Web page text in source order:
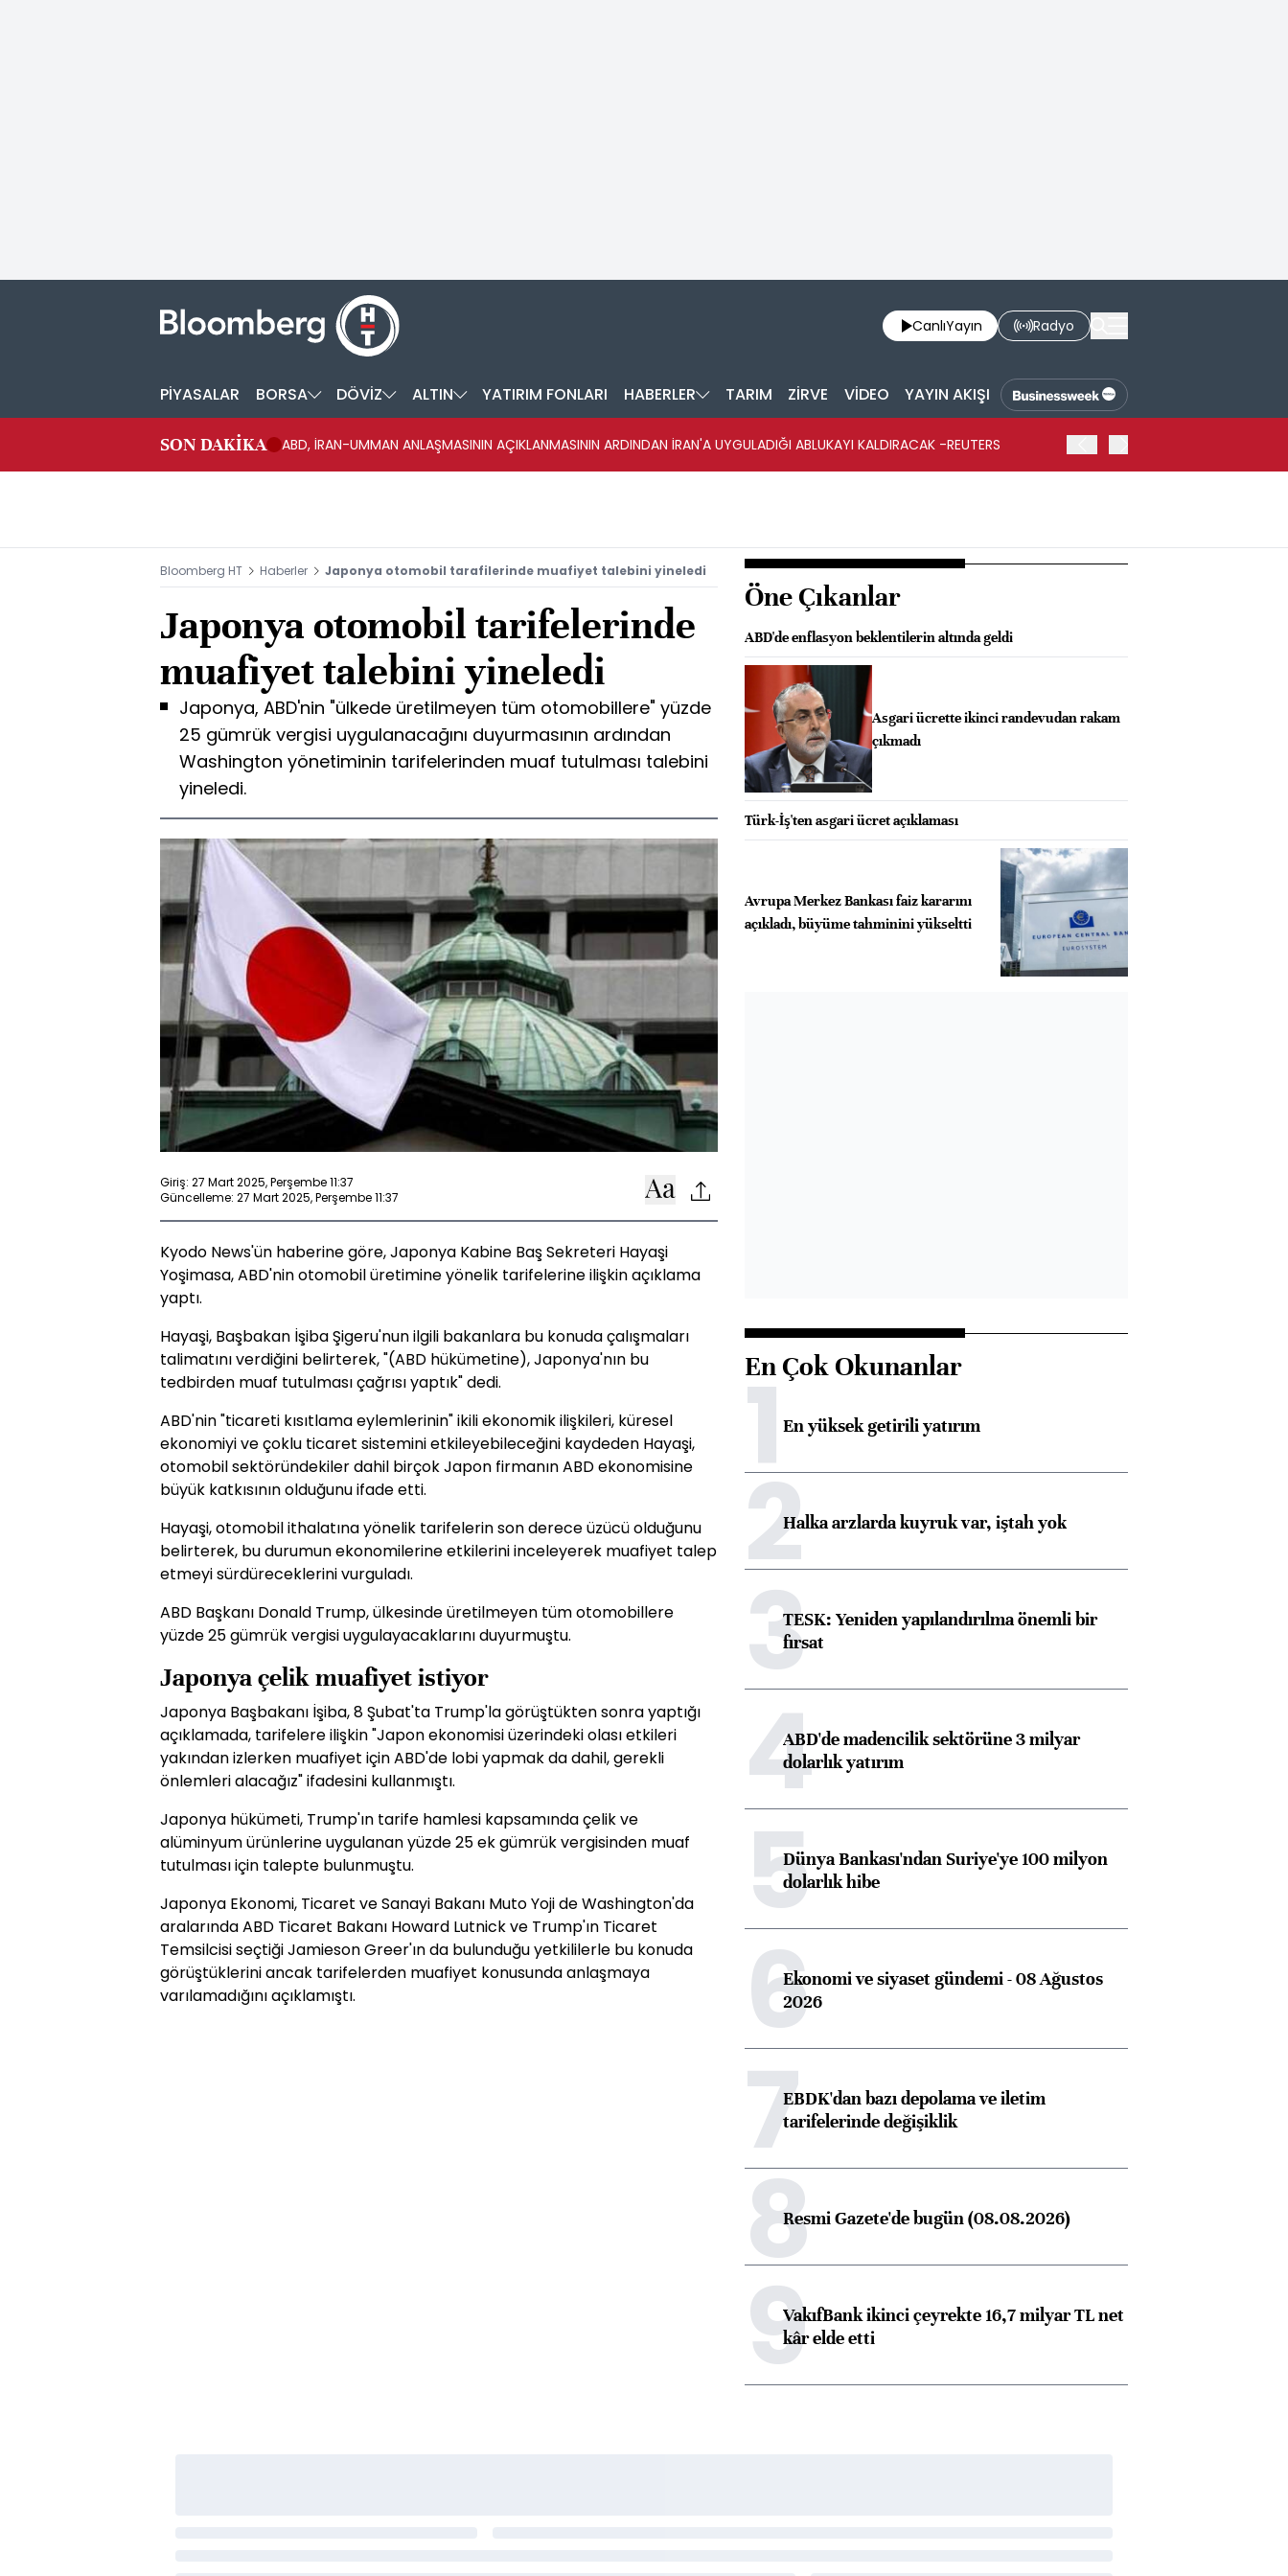
CanlıYayın Radyo
PİYASALAR BORSA DÖVİZ ALTIN YATIRIM FONLARI HABERLER TARIM ZİRVE VİDEO YAYIN AKIŞI
SON DAKİKA ABD, İRAN-UMMAN ANLAŞMASININ AÇIKLANMASININ ARDINDAN İRAN'A UYGULADIĞI ABLUKAYI KALDIRACAK -REUTERS
Bloomberg HT Haberler Japonya otomobil tarafilerinde muafiyet talebini yineledi
Japonya otomobil tarifelerinde
muafiyet talebini yineledi
Japonya, ABD'nin "ülkede üretilmeyen tüm otomobillere" yüzde
25 gümrük vergisi uygulanacağını duyurmasının ardından
Washington yönetiminin tarifelerinden muaf tutulması talebini
yineledi.
Giriş: 27 Mart 2025, Perşembe 11:37
Güncelleme: 27 Mart 2025, Perşembe 11:37
Kyodo News'ün haberine göre, Japonya Kabine Baş Sekreteri Hayaşi
Yoşimasa, ABD'nin otomobil üretimine yönelik tarifelerine ilişkin açıklama
yaptı.
Hayaşi, Başbakan İşiba Şigeru'nun ilgili bakanlara bu konuda çalışmaları
talimatını verdiğini belirterek, "(ABD hükümetine), Japonya'nın bu
tedbirden muaf tutulması çağrısı yaptık" dedi.
ABD'nin "ticareti kısıtlama eylemlerinin" ikili ekonomik ilişkileri, küresel
ekonomiyi ve çoklu ticaret sistemini etkileyebileceğini kaydeden Hayaşi,
otomobil sektöründekiler dahil birçok Japon firmanın ABD ekonomisine
büyük katkısının olduğunu ifade etti.
Hayaşi, otomobil ithalatına yönelik tarifelerin son derece üzücü olduğunu
belirterek, bu durumun ekonomilerine etkilerini inceleyerek muafiyet talep
etmeyi sürdüreceklerini vurguladı.
ABD Başkanı Donald Trump, ülkesinde üretilmeyen tüm otomobillere
yüzde 25 gümrük vergisi uygulayacaklarını duyurmuştu.
Japonya çelik muafiyet istiyor
Japonya Başbakanı İşiba, 8 Şubat'ta Trump'la görüştükten sonra yaptığı
açıklamada, tarifelere ilişkin "Japon ekonomisi üzerindeki olası etkileri
yakından izlerken muafiyet için ABD'de lobi yapmak da dahil, gerekli
önlemleri alacağız" ifadesini kullanmıştı.
Japonya hükümeti, Trump'ın tarife hamlesi kapsamında çelik ve
alüminyum ürünlerine uygulanan yüzde 25 ek gümrük vergisinden muaf
tutulması için talepte bulunmuştu.
Japonya Ekonomi, Ticaret ve Sanayi Bakanı Muto Yoji de Washington'da
aralarında ABD Ticaret Bakanı Howard Lutnick ve Trump'ın Ticaret
Temsilcisi seçtiği Jamieson Greer'ın da bulunduğu yetkililerle bu konuda
görüştüklerini ancak tarifelerden muafiyet konusunda anlaşmaya
varılamadığını açıklamıştı.
Öne Çıkanlar
ABD'de enflasyon beklentilerin altında geldi
Asgari ücrette ikinci randevudan rakam
çıkmadı
Türk-İş'ten asgari ücret açıklaması
Avrupa Merkez Bankası faiz kararını
açıkladı, büyüme tahminini yükseltti
En Çok Okunanlar
1En yüksek getirili yatırım
2Halka arzlarda kuyruk var, iştah yok
3TESK: Yeniden yapılandırılma önemli bir
fırsat
4ABD'de madencilik sektörüne 3 milyar
dolarlık yatırım
5Dünya Bankası'ndan Suriye'ye 100 milyon
dolarlık hibe
6Ekonomi ve siyaset gündemi - 08 Ağustos
2026
7EBDK'dan bazı depolama ve iletim
tarifelerinde değişiklik
8Resmi Gazete'de bugün (08.08.2026)
9VakıfBank ikinci çeyrekte 16,7 milyar TL net
kâr elde etti